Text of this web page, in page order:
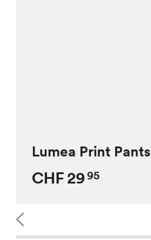
Lumea Print Pants
CHF2995